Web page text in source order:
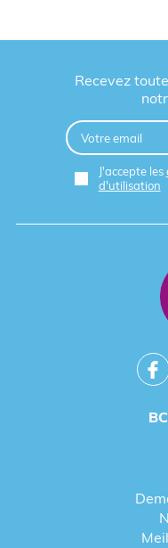
Recevez
J'accepte les
d'utilisation